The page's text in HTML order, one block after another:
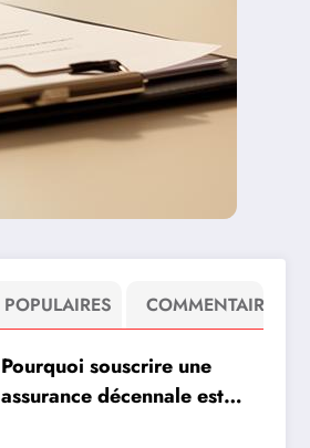
POPULAIRES COMMENTAIRE
Pourquoi souscrire une
assurance décennale est